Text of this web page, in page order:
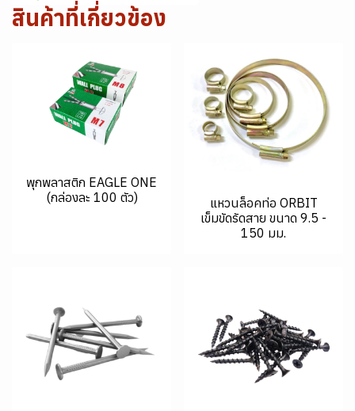
สินค้าที่เกี่ยวข้อง
พุกพลาสติก EAGLE ONE
(กล่องละ 100 ตัว)
แหวนล็อคท่อ ORBIT
เข็มขัดรัดสาย ขนาด 9.5 -
150 มม.